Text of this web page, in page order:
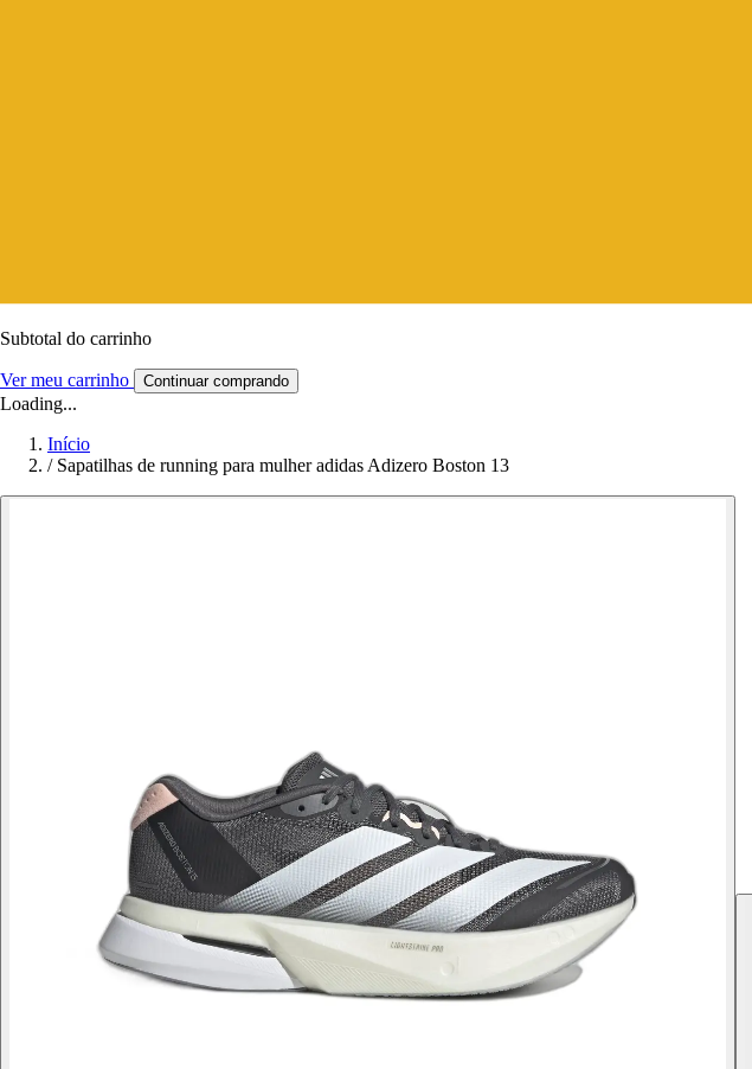
Subtotal do carrinho
Ver meu carrinho Continuar comprando
Loading...
Início
/ Sapatilhas de running para mulher adidas Adizero Boston 13